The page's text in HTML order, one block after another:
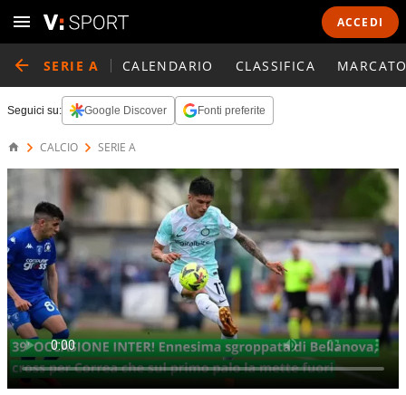
ACCEDI
SERIE A CALENDARIO CLASSIFICA
Seguici su: Google Discover Fonti preferite
CALCIO SERIE A